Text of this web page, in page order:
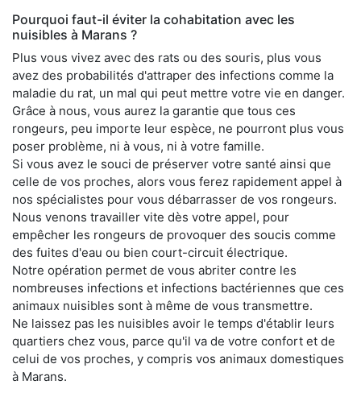
Pourquoi faut-il éviter la cohabitation avec les
nuisibles à Marans ?
Plus vous vivez avec des rats ou des souris, plus vous
avez des probabilités d'attraper des infections comme la
maladie du rat, un mal qui peut mettre votre vie en danger.
Grâce à nous, vous aurez la garantie que tous ces
rongeurs, peu importe leur espèce, ne pourront plus vous
poser problème, ni à vous, ni à votre famille.
Si vous avez le souci de préserver votre santé ainsi que
celle de vos proches, alors vous ferez rapidement appel à
nos spécialistes pour vous débarrasser de vos rongeurs.
Nous venons travailler vite dès votre appel, pour
empêcher les rongeurs de provoquer des soucis comme
des fuites d'eau ou bien court-circuit électrique.
Notre opération permet de vous abriter contre les
nombreuses infections et infections bactériennes que ces
animaux nuisibles sont à même de vous transmettre.
Ne laissez pas les nuisibles avoir le temps d'établir leurs
quartiers chez vous, parce qu'il va de votre confort et de
celui de vos proches, y compris vos animaux domestiques
à Marans.